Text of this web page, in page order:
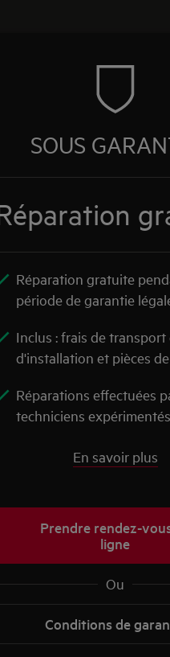
SOUS
Réparation gratuite
période de garantie
Inclus : frais de transport
d'installation et pièces
Réparations effectuées
techniciens
En savoir plus
Prendre rendez-
ligne
Ou
Conditions de